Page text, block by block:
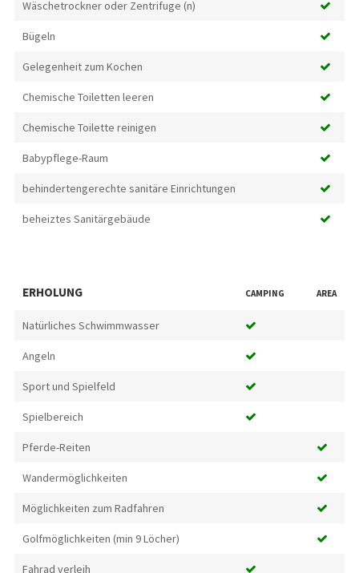
Wäschetrockner oder Zentrifuge (n)
Bügeln
Gelegenheit zum Kochen
Chemische Toiletten leeren
Chemische Toilette reinigen
Babypflege-Raum
behindertengerechte sanitäre Einrichtungen
beheiztes Sanitärgebäude
ERHOLUNG CAMPING AREA
Natürliches Schwimmwasser
Angeln
Sport und Spielfeld
Spielbereich
Pferde-Reiten
Wandermöglichkeiten
Möglichkeiten zum Radfahren
Golfmöglichkeiten (min 9 Löcher)
Fahrad verleih